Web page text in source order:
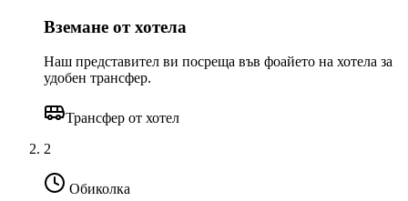
Вземане от хотела
Наш представител ви посреща във фоайето на хотела за
удобен трансфер.
Трансфер от хотел
2
Обиколка